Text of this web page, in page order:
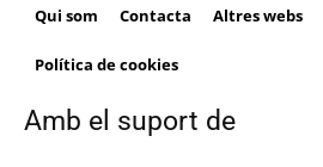
Qui som Contacta Altres webs
Política de cookies
Amb el suport de